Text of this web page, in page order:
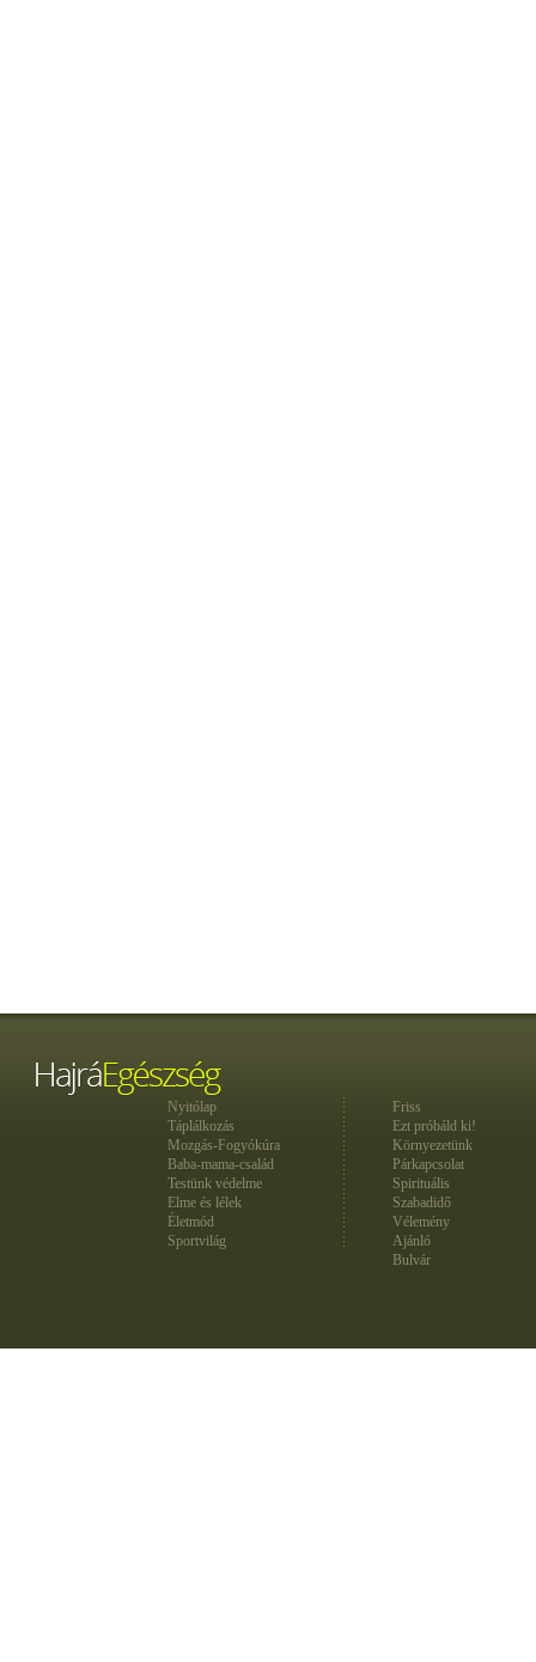
Nyitólap
Táplálkozás
Mozgás-Fogyókúra
Baba-mama-család
Testünk védelme
Elme és lélek
Életmód
Sportvilág
Friss
Ezt próbáld ki!
Környezetünk
Párkapcsolat
Spirituális
Szabadidő
Vélemény
Ajánló
Bulvár